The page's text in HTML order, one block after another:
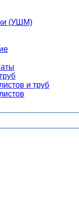
(УШМ)
и труб